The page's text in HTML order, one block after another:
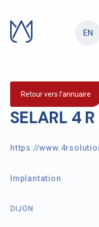
content
EN
SELARL 4
Retour vers l’annuaire
Implantation
DIJON
https://